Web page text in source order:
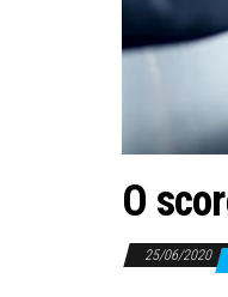
O
25/06/2020